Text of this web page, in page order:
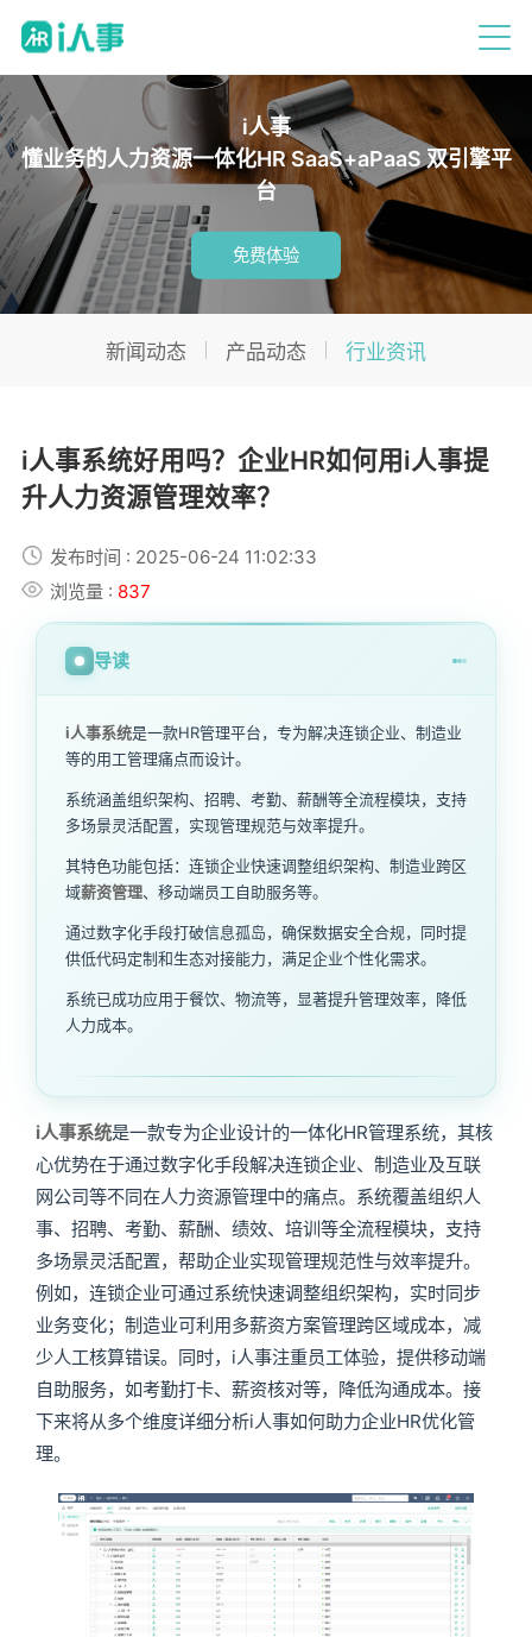
i人事
懂业务的人力资源一体化HR SaaS+aPaaS 双引擎平
台
免费体验
新闻动态 产品动态 行业资讯
i人事系统好用吗？企业HR如何用i人事提
升人力资源管理效率？
发布时间 : 2025-06-24 11:02:33
浏览量 : 837
导读
i人事系统是一款HR管理平台，专为解决连锁企业、制造业
等的用工管理痛点而设计。
系统涵盖组织架构、招聘、考勤、薪酬等全流程模块，支持
多场景灵活配置，实现管理规范与效率提升。
其特色功能包括：连锁企业快速调整组织架构、制造业跨区
域薪资管理、移动端员工自助服务等。
通过数字化手段打破信息孤岛，确保数据安全合规，同时提
供低代码定制和生态对接能力，满足企业个性化需求。
系统已成功应用于餐饮、物流等，显著提升管理效率，降低
人力成本。
i人事系统是一款专为企业设计的一体化HR管理系统，其核
心优势在于通过数字化手段解决连锁企业、制造业及互联
网公司等不同在人力资源管理中的痛点。系统覆盖组织人
事、招聘、考勤、薪酬、绩效、培训等全流程模块，支持
多场景灵活配置，帮助企业实现管理规范性与效率提升。
例如，连锁企业可通过系统快速调整组织架构，实时同步
业务变化；制造业可利用多薪资方案管理跨区域成本，减
少人工核算错误。同时，i人事注重员工体验，提供移动端
自助服务，如考勤打卡、薪资核对等，降低沟通成本。接
下来将从多个维度详细分析i人事如何助力企业HR优化管
理。